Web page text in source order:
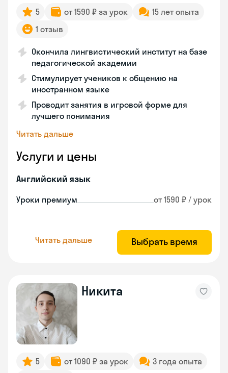
5 от 1590 ₽ за урок
15 лет опыта
1 отзыв
Окончила лингвистический институт на базе
педагогической академии
Стимулирует учеников к общению на
иностранном языке
Проводит занятия в игровой форме для
лучшего понимания
Читать дальше
Услуги и цены
Английский язык
Уроки премиум от 1590 ₽ / урок
Читать дальше Выбрать время
Никита
5 от 1090 ₽ за урок
3 года опыта